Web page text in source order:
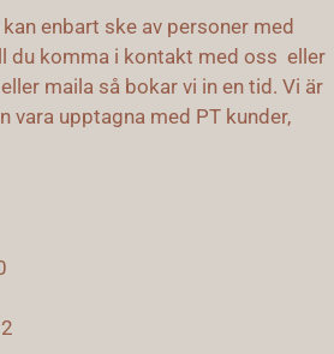
enbart ske av personer med
du komma i kontakt med oss eller
maila så bokar vi in en tid. Vi är
vara upptagna med PT kunder,